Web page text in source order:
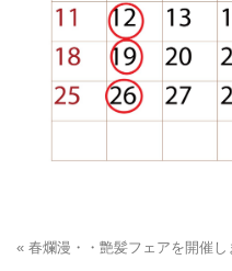
« 春爛漫・・艶髪フェアを開催